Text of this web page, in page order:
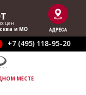
цен
и МО
АДРЕСА
+7 (495) 118-95-20
МЕСТЕ